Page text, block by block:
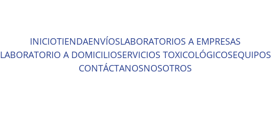
INICIOTIENDAENVÍOSLABORATORIOS A EMPRESAS
LABORATORIO A DOMICILIOSERVICIOS TOXICOLÓGICOSEQUIPOS
CONTÁCTANOSNOSOTROS